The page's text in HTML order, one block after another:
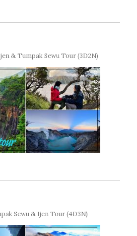
& Tumpak Sewu Tour (3D2N)
Sewu & Ijen Tour (4D3N)